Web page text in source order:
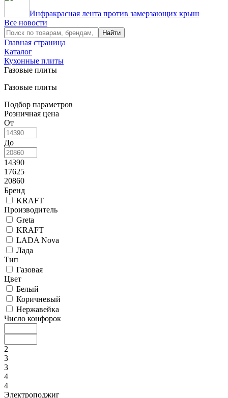
Инфракрасная лента против замерзающих крыш
Все новости
Главная страница
Каталог
Кухонные плиты
Газовые плиты
Газовые плиты
Подбор параметров
Розничная цена
От
До
14390
17625
20860
Бренд
KRAFT
Производитель
Greta
KRAFT
LADA Nova
Лада
Тип
Газовая
Цвет
Белый
Коричневый
Нержавейка
Число конфорок
2
3
3
4
4
Электроподжиг